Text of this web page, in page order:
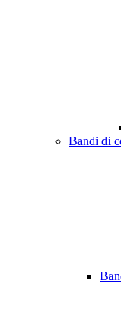
Bandi di